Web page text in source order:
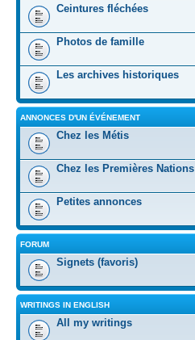
Ceintures fléchées
Photos de famille
Les archives historiques
ANNONCES D'UN ÉVÉNEMENT
Chez les Métis
Chez les Premières Nations
Petites annonces
FORUM
Signets (favoris)
WRITINGS IN ENGLISH
All my writings